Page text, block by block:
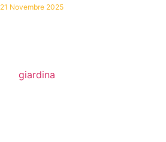
21 Novembre 2025